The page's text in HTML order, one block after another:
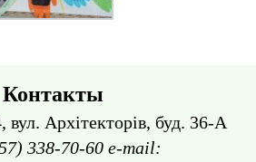
Контакты
вул. Архітекторів, буд. 36-А
338-70-60 e-mail: